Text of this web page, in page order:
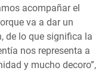
acompañar el
va a dar un
de lo que significa la
nos representa a
y mucho decoro”,